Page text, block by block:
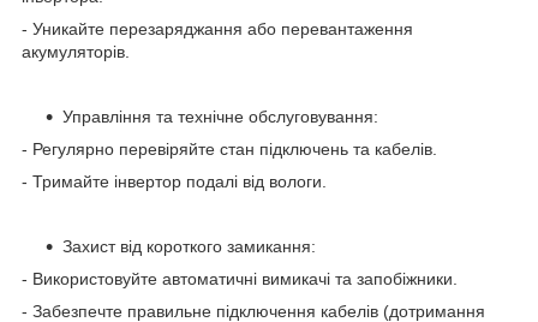
- Уникайте перезаряджання або перевантаження
акумуляторів.
Управління та технічне обслуговування:
- Регулярно перевіряйте стан підключень та кабелів.
- Тримайте інвертор подалі від вологи.
Захист від короткого замикання:
- Використовуйте автоматичні вимикачі та запобіжники.
- Забезпечте правильне підключення кабелів (дотримання